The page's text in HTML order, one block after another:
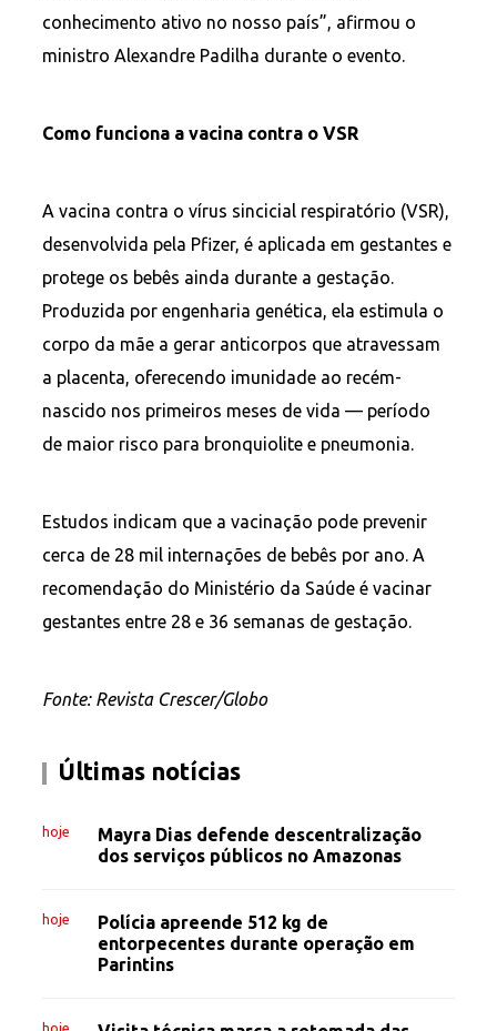
conhecimento ativo no nosso país”, afirmou o
ministro Alexandre Padilha durante o evento.
Como funciona a vacina contra o VSR
A vacina contra o vírus sincicial respiratório (VSR),
desenvolvida pela Pfizer, é aplicada em gestantes e
protege os bebês ainda durante a gestação.
Produzida por engenharia genética, ela estimula o
corpo da mãe a gerar anticorpos que atravessam
a placenta, oferecendo imunidade ao recém-
nascido nos primeiros meses de vida — período
de maior risco para bronquiolite e pneumonia.
Estudos indicam que a vacinação pode prevenir
cerca de 28 mil internações de bebês por ano. A
recomendação do Ministério da Saúde é vacinar
gestantes entre 28 e 36 semanas de gestação.
Fonte: Revista Crescer/Globo
Últimas notícias
hoje
Mayra Dias defende descentralização
dos serviços públicos no Amazonas
hoje
Polícia apreende 512 kg de
entorpecentes durante operação em
Parintins
hoje